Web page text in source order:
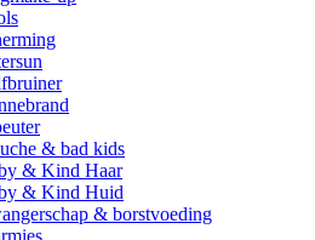
& bad kids
& Kind Haar
& Kind Huid
& borstvoeding